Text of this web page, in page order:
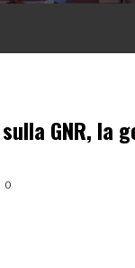
GNR, la
0